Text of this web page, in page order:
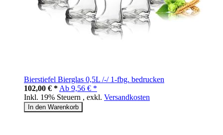
Bierstiefel Bierglas 0,5L /-/ 1-fbg. bedrucken
102,00 € * Ab 9,56 € *
Inkl. 19% Steuern , exkl. Versandkosten
In den Warenkorb